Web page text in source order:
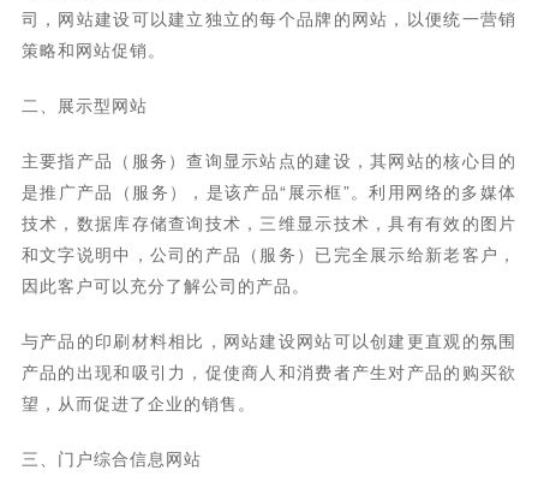
司，网站建设可以建立独立的每个品牌的网站，以便统一营销
策略和网站促销。
二、展示型网站
主要指产品（服务）查询显示站点的建设，其网站的核心目的
是推广产品（服务），是该产品“展示框”。利用网络的多媒体
技术，数据库存储查询技术，三维显示技术，具有有效的图片
和文字说明中，公司的产品（服务）已完全展示给新老客户，
因此客户可以充分了解公司的产品。
与产品的印刷材料相比，网站建设网站可以创建更直观的氛围
产品的出现和吸引力，促使商人和消费者产生对产品的购买欲
望，从而促进了企业的销售。
三、门户综合信息网站